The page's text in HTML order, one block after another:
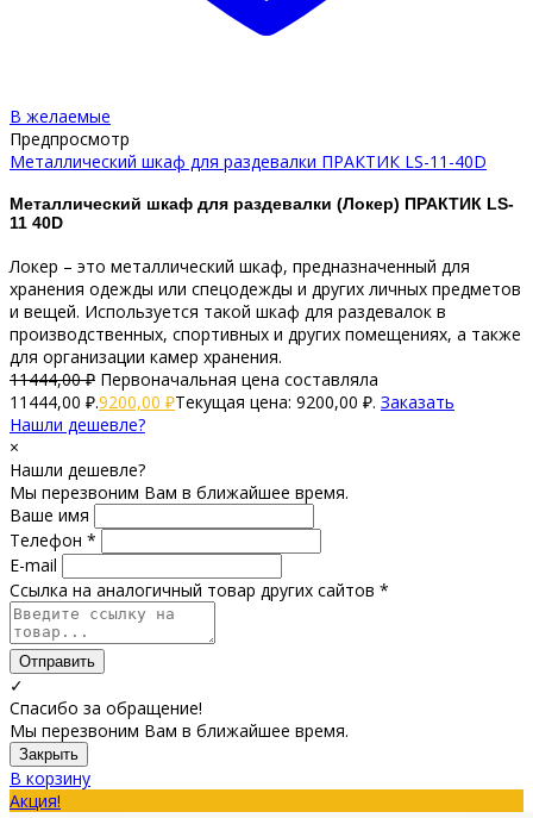
В желаемые
Предпросмотр
Металлический шкаф для раздевалки ПРАКТИК LS-11-40D
Металлический шкаф для раздевалки (Локер) ПРАКТИК LS-
11 40D
Локер – это металлический шкаф, предназначенный для
хранения одежды или спецодежды и других личных предметов
и вещей. Используется такой шкаф для раздевалок в
производственных, спортивных и других помещениях, а также
для организации камер хранения.
11444,00₽ Первоначальная цена составляла
11444,00 ₽.9200,00 ₽Текущая цена: 9200,00 ₽. Заказать
Нашли дешевле?
×
Нашли дешевле?
Мы перезвоним Вам в ближайшее время.
Ваше имя
Телефон *
E-mail
Ссылка на аналогичный товар других сайтов *
Отправить
✓
Спасибо за обращение!
Мы перезвоним Вам в ближайшее время.
Закрыть
В корзину
Акция!